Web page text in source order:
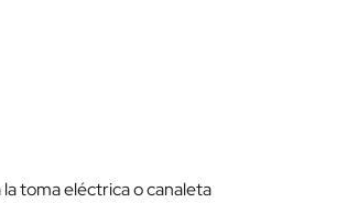
toma eléctrica o canaleta